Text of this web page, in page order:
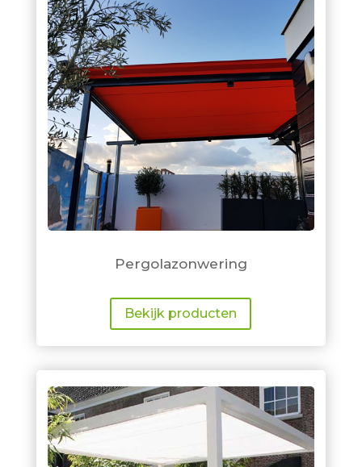
Pergolazonwering
Bekijk producten